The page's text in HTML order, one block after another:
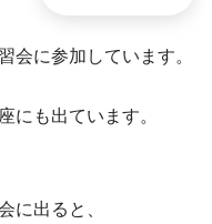
会に参加しています。
にも出ています。
に出ると、